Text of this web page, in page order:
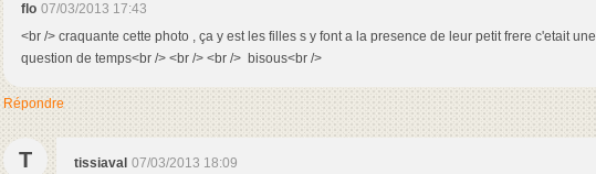
flo 07/03/2013 17:43
<br /> craquante cette photo , ça y est les filles s y font a la presence de leur petit frere c'etait une
question de temps<br /> <br /> <br /> bisous<br />
Répondre
T tissiaval 07/03/2013 18:09